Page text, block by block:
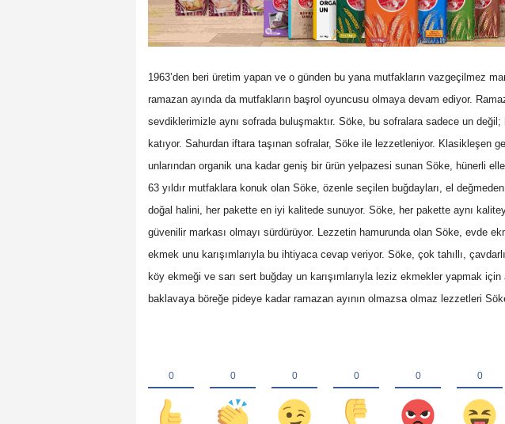
1963’den beri üretim yapan ve o günden bu yana mutfakların vazgeçilmez
ramazan ayında da mutfakların başrol oyuncusu olmaya devam ediyor.
sevdiklerimizle aynı sofrada buluşmaktır. Söke, bu sofralara sadece un
katıyor. Sahurdan iftara taşınan sofralar, Söke ile lezzetleniyor. Klasikleşen
unlarından organik una kadar geniş bir ürün yelpazesi sunan Söke, hünerli
63 yıldır mutfaklara konuk olan Söke, özenle seçilen buğdayları, el
doğal halini, her pakette en iyi kalitede sunuyor. Söke, her pakette aynı
güvenilir markası olmayı sürdürüyor. Lezzetin hamurunda olan Söke, evde
ekmek unu karışımlarıyla bu ihtiyaca cevap veriyor. Söke, çok tahıllı,
köy ekmeği ve sarı sert buğday un karışımlarıyla leziz ekmekler yapmak
baklavaya böreğe pideye kadar ramazan ayının olmazsa olmaz lezzetleri